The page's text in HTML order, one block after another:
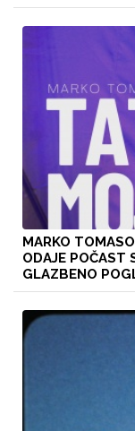
MARKO
ODAJE POČAST
GLAZBENO